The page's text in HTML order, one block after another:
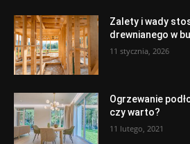
Zalety i wady
drewnianego w
11 stycznia, 2026
Ogrzewanie
czy warto?
11 lutego, 2021